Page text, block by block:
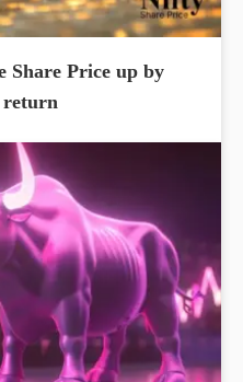
Share Price up by
return